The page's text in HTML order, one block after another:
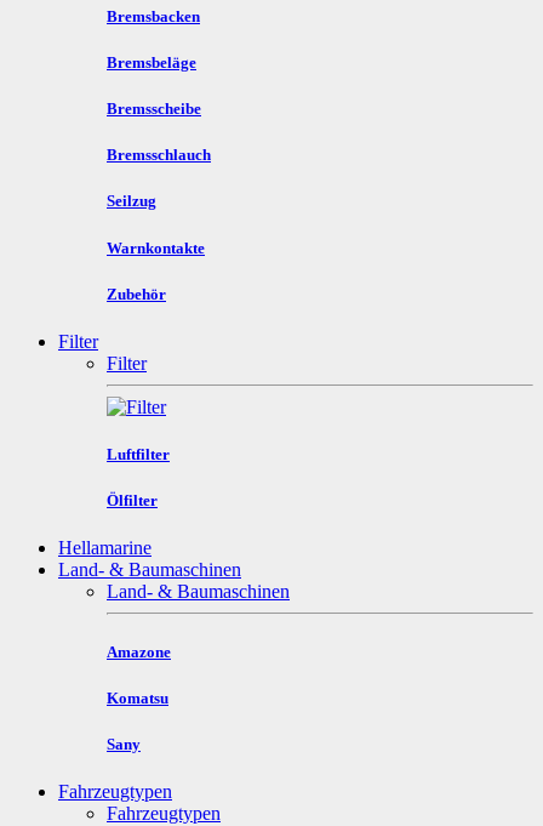
Bremsbacken
Bremsbeläge
Bremsscheibe
Bremsschlauch
Seilzug
Warnkontakte
Zubehör
Filter
Filter
Luftfilter
Ölfilter
Hellamarine
Land- & Baumaschinen
Land- & Baumaschinen
Amazone
Komatsu
Sany
Fahrzeugtypen
Fahrzeugtypen